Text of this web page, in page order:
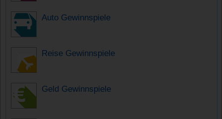
Auto Gewinnspiele
Reise Gewinnspiele
Geld Gewinnspiele